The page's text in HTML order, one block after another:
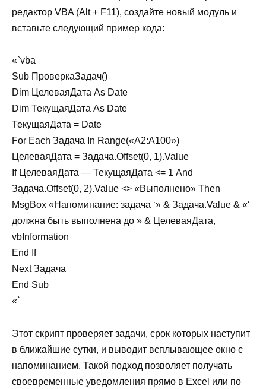
редактор VBA (Alt + F11), создайте новый модуль и
вставьте следующий пример кода:
«`vba
Sub ПроверкаЗадач()
Dim ЦелеваяДата As Date
Dim ТекущаяДата As Date
ТекущаяДата = Date
For Each Задача In Range(«A2:A100»)
ЦелеваяДата = Задача.Offset(0, 1).Value
If ЦелеваяДата — ТекущаяДата <= 1 And
Задача.Offset(0, 2).Value <> «Выполнено» Then
MsgBox «Напоминание: задача ‘» & Задача.Value & «‘
должна быть выполнена до » & ЦелеваяДата,
vbInformation
End If
Next Задача
End Sub
«`
Этот скрипт проверяет задачи, срок которых наступит
в ближайшие сутки, и выводит всплывающее окно с
напоминанием. Такой подход позволяет получать
своевременные уведомления прямо в Excel или по